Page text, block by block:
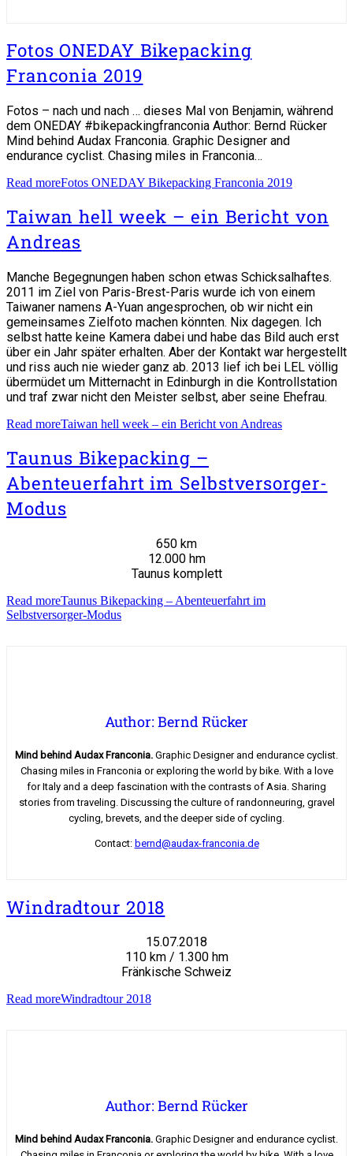
Fotos ONEDAY Bikepacking
Franconia 2019
Fotos – nach und nach … dieses Mal von Benjamin, während
dem ONEDAY #bikepackingfranconia Author: Bernd Rücker
Mind behind Audax Franconia. Graphic Designer and
endurance cyclist. Chasing miles in Franconia…
Read moreFotos ONEDAY Bikepacking Franconia 2019
Taiwan hell week – ein Bericht von
Andreas
Manche Begegnungen haben schon etwas Schicksalhaftes.
2011 im Ziel von Paris-Brest-Paris wurde ich von einem
Taiwaner namens A-Yuan angesprochen, ob wir nicht ein
gemeinsames Zielfoto machen könnten. Nix dagegen. Ich
selbst hatte keine Kamera dabei und habe das Bild auch erst
über ein Jahr später erhalten. Aber der Kontakt war hergestellt
und riss auch nie wieder ganz ab. 2013 lief ich bei LEL völlig
übermüdet um Mitternacht in Edinburgh in die Kontrollstation
und traf zwar nicht den Meister selbst, aber seine Ehefrau.
Read moreTaiwan hell week – ein Bericht von Andreas
Taunus Bikepacking –
Abenteuerfahrt im Selbstversorger-
Modus
650 km
12.000 hm
Taunus komplett
Read moreTaunus Bikepacking – Abenteuerfahrt im
Selbstversorger-Modus
Author: Bernd Rücker
Mind behind Audax Franconia. Graphic Designer and endurance cyclist.
Chasing miles in Franconia or exploring the world by bike. With a love
for Italy and a deep fascination with the contrasts of Asia. Sharing
stories from traveling. Discussing the culture of randonneuring, gravel
cycling, brevets, and the deeper side of cycling.
Contact: bernd@audax-franconia.de
Windradtour 2018
15.07.2018
110 km / 1.300 hm
Fränkische Schweiz
Read moreWindradtour 2018
Author: Bernd Rücker
Mind behind Audax Franconia. Graphic Designer and endurance cyclist.